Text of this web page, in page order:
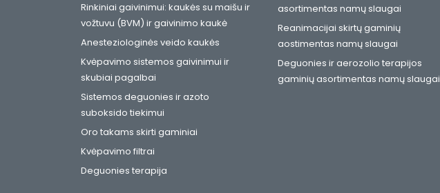
Rinkiniai gaivinimui: kaukės su maišu ir
vožtuvu (BVM) ir gaivinimo kaukė
Anesteziologinės veido kaukės
Kvėpavimo sistemos gaivinimui ir
skubiai pagalbai
Sistemos deguonies ir azoto
suboksido tiekimui
Oro takams skirti gaminiai
Kvėpavimo filtrai
Deguonies terapija
asortimentas namų slaugai
Reanimacijai skirtų gaminių
aostimentas namų slaugai
Deguonies ir aerozolio terapijos
gaminių asortimentas namų slaugai